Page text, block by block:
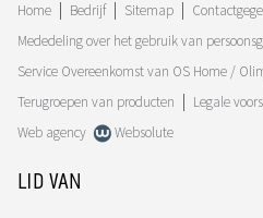
Home
Bedrijf Sitemap
Mededeling over het gebruik van
Service Overeenkomst van OS Home /
Terugroepen van producten
Legale
Web agency
Websolute
LID VAN